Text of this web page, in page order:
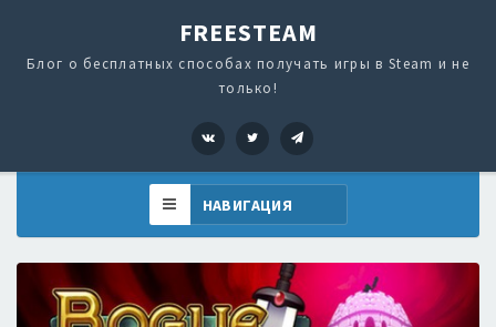
FREESTEAM
Блог о бесплатных способах получать игры в Steam и не
только!
VK Twitter